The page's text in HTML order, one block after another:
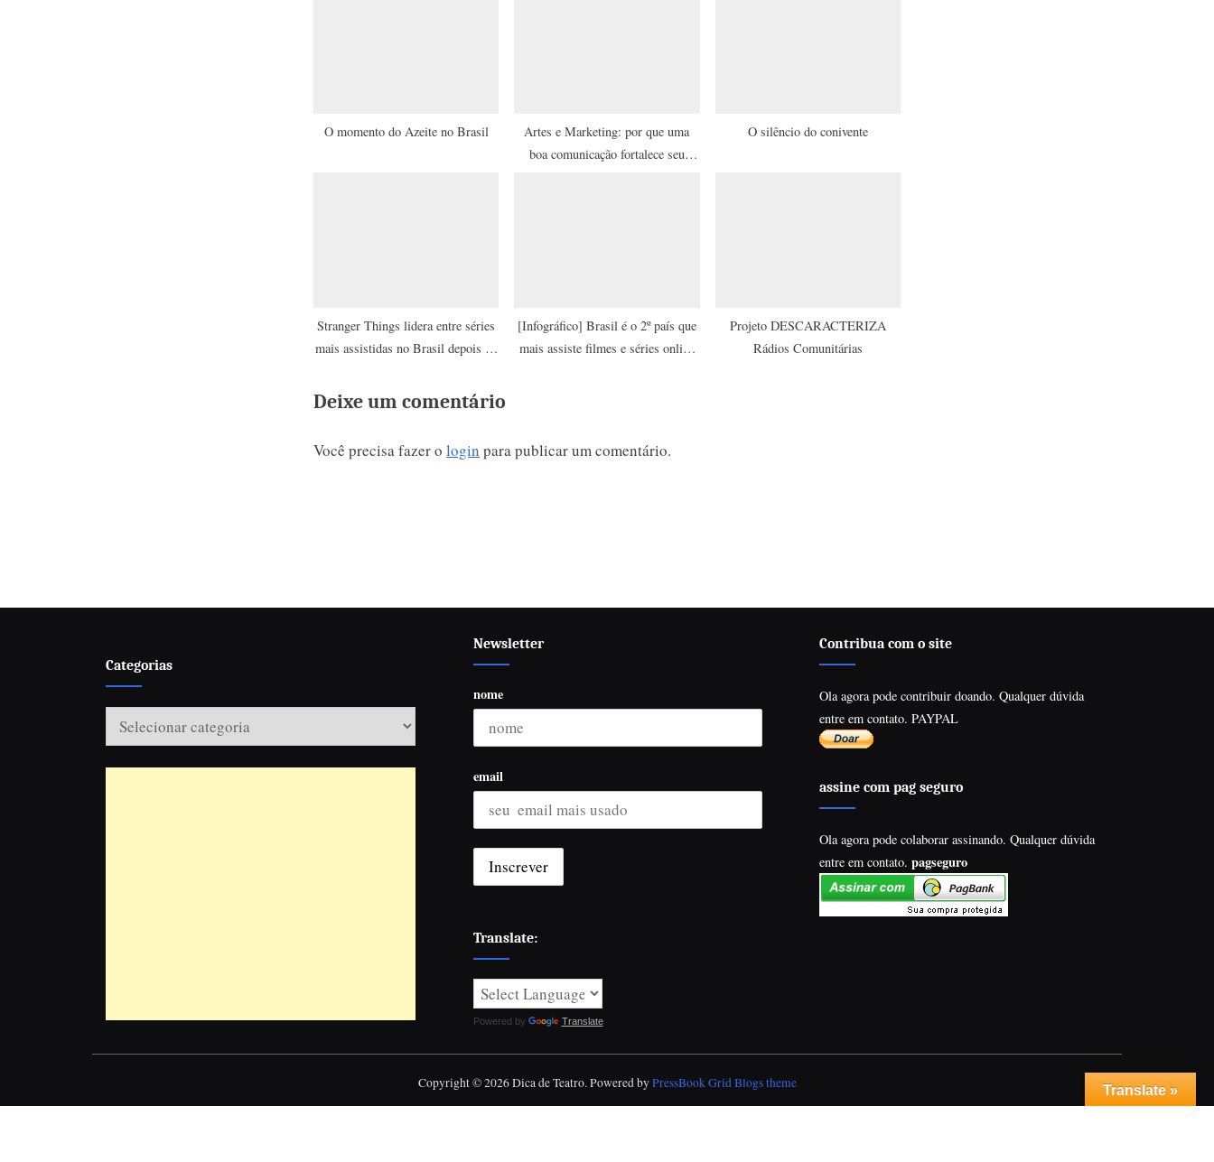
t
O momento do Azeite no Brasil
Artes e Marketing: por que uma
boa comunicação fortalece seu
O silêncio do conivente
Stranger Things lidera entre séries
mais assistidas no Brasil depois do
[Infográfico] Brasil é o 2º país que
mais assiste filmes e séries online
Projeto DESCARACTERIZA
Rádios Comunitárias
Deixe um comentário
Você precisa fazer o login para publicar um comentário.
Categorias
Newsletter
nome
email
Translate:
Powered by Translate
Contribua com o site
Ola agora pode contribuir doando. Qualquer dúvida
entre em contato. PAYPAL
assine com pag seguro
Ola agora pode colaborar assinando. Qualquer dúvida
entre em contato.pagseguro
Copyright © 2026 Dica de Teatro.Powered byPressBook Grid Blogs theme Translate »